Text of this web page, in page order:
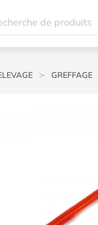
GREFFAGE